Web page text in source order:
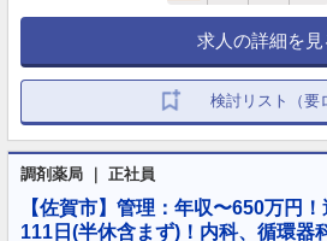
求人の詳細を見
検討リスト（要
調剤薬局 ｜ 正社員
【佐賀市】管理：年収〜650万円
111日(半休含まず)！内科、循環器